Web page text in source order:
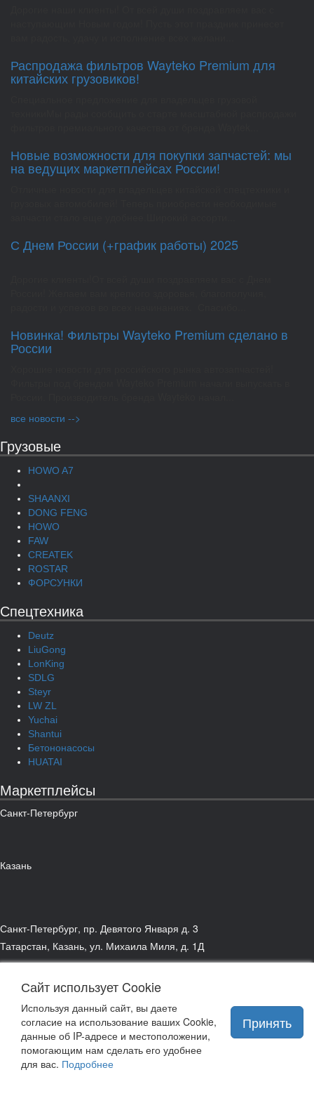
Распродажа фильтров Wayteko Premium для
китайских грузовиков!
Новые возможности для покупки запчастей: мы
на ведущих маркетплейсах России!
С Днем России (+график работы) 2025
Новинка! Фильтры Wayteko Premium сделано в
России
все новости -->
Грузовые
HOWO A7
SHAANXI
DONG FENG
HOWO
FAW
CREATEK
ROSTAR
ФОРСУНКИ
Спецтехника
Deutz
LiuGong
LonKing
SDLG
Steyr
LW ZL
Yuchai
Shantui
Бетононасосы
HUATAI
Маркетплейсы
Санкт-Петербург
Казань
Санкт-Петербург, пр. Девятого Января д. 3
Татарстан, Казань, ул. Михаила Миля, д. 1Д
подписаться на рассылку
связаться с руководством
Сайт использует Cookie
Используя данный сайт, вы даете
согласие на использование ваших Cookie,
данные об IP-адресе и местоположении,
помогающим нам сделать его удобнее
для вас. Подробнее
Принять